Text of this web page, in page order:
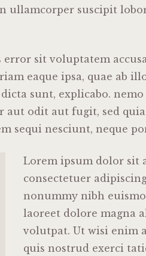
ullamcorper suscipit
error sit voluptatem
eaque ipsa, quae ab
sunt, explicabo.
aut odit aut fugit, sed
sequi nesciunt, neque
Lorem ipsum dolor sit
consectetuer
nonummy nibh
laoreet dolore magna
volutpat. Ut wisi enim
quis nostrud exerci